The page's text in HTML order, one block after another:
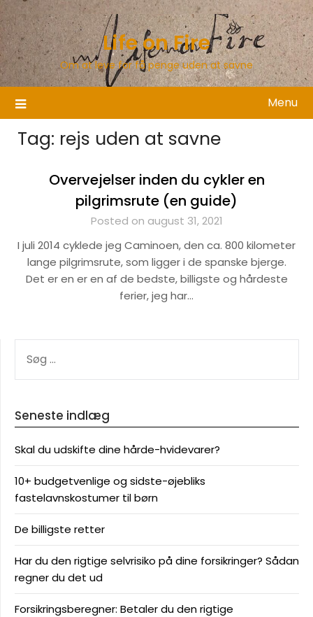
Skip
to
content
Life on Fire
Om at leve for få penge uden at savne
Menu
Tag: rejs uden at savne
Overvejelser inden du cykler en
pilgrimsrute (en guide)
Posted on august 31, 2021
I juli 2014 cyklede jeg Caminoen, den ca. 800 kilometer
lange pilgrimsrute, som ligger i de spanske bjerge.
Det er en er en af de bedste, billigste og hårdeste
ferier, jeg har…
EFTER:
Seneste indlæg
Skal du udskifte dine hårde-hvidevarer?
10+ budgetvenlige og sidste-øjebliks
fastelavnskostumer til børn
De billigste retter
Har du den rigtige selvrisiko på dine forsikringer? Sådan
regner du det ud
Forsikringsberegner: Betaler du den rigtige